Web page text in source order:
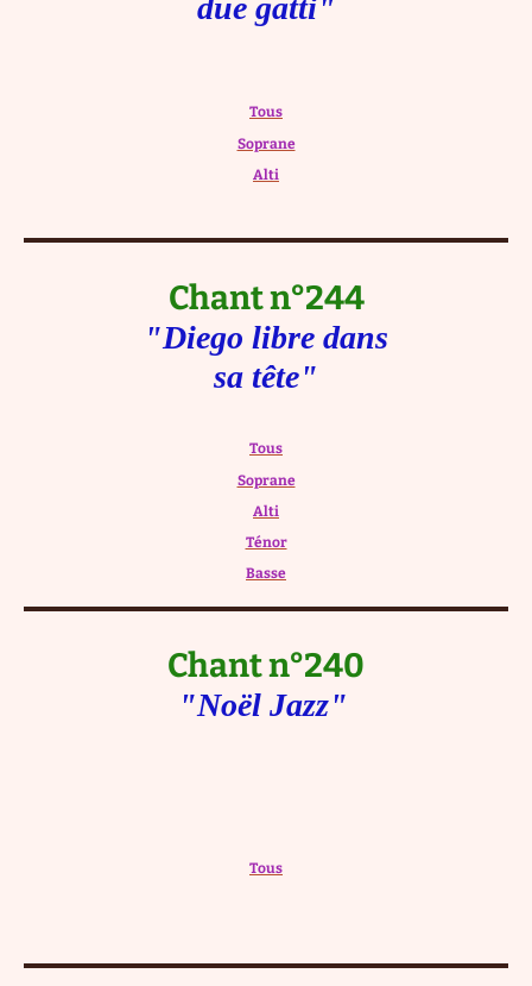
due gatti"
Tous
Soprane
Alti
Chant n°244
"Diego libre dans
sa tête"
Tous
Soprane
Alti
Ténor
Basse
Chant n°240
"Noël Jazz"
Tous